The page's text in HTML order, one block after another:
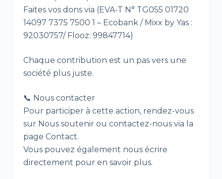
Faites vos dons via (EVA-T N° TG055 01720
14097 7375 7500 1 – Ecobank / Mixx by Yas :
92030757/ Flooz: 99847714)
Chaque contribution est un pas vers une
société plus juste.
📞 Nous contacter
Pour participer à cette action, rendez-vous
sur Nous soutenir ou contactez-nous via la
page Contact.
Vous pouvez également nous écrire
directement pour en savoir plus.